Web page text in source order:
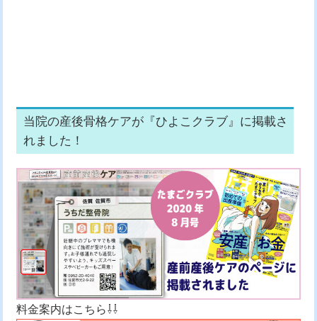
当院の産後骨格ケアが『ひよこクラブ』に掲載さ
れました！
料金案内はこちら⇩⇩